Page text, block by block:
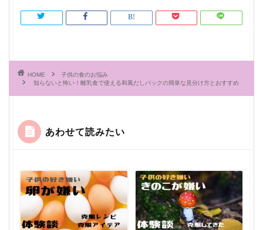
HOME
子供の食のお悩み
知らないと怖い！離乳食で使える和風だしパックの簡単な見分け方とおすすめ
あわせて読みたい